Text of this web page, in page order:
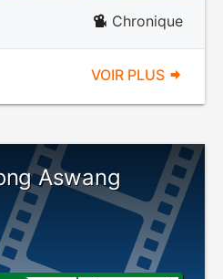
Chronique
VOIR PLUS
Aswang